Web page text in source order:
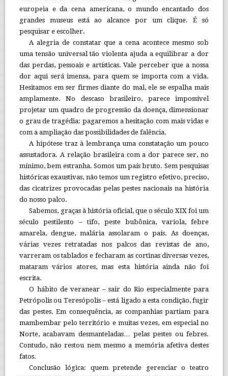
europeia e da cena americana, o mundo encantado dos
grandes museus está ao alcance por um clique. É só
pesquisar e escolher.
A alegria de constatar que a cena acontece mesmo sob
uma tensão universal tão violenta ajuda a equilibrar a dor
das perdas, pessoais e artísticas. Vale perceber que a nossa
dor aqui será imensa, para quem se importa com a vida.
Hesitamos em ser firmes diante do mal, ele se espalha mais
amplamente. No descaso brasileiro, parece impossível
projetar um quadro de progressão da doença, dimensionar
o grau de tragédia: pagaremos a hesitação com mais vidas e
com a ampliação das possibilidades de falência.
A hipótese traz à lembrança uma constatação um pouco
assustadora. A relação brasileira com a dor parece ser, no
mínimo, bem estranha. Somos um país bruto. Sem pesquisas
históricas exaustivas, não temos um registro efetivo, preciso,
das cicatrizes provocadas pelas pestes nacionais na história
do nosso palco.
Sabemos, graças à história oficial, que o século XIX foi um
século pestilento – tifo, peste bubônica, varíola, febre
amarela, dengue, malária assolaram o país. As doenças,
várias vezes retratadas nos palcos das revistas de ano,
varreram os tablados e fecharam as cortinas diversas vezes,
mataram vários atores, mas esta história ainda não foi
escrita.
O hábito de veranear – sair do Rio especialmente para
Petrópolis ou Teresópolis – está ligado a esta condição, fugir
das pestes. Em consequência, as companhias partiam para
mambembar pelo território e muitas vezes, em especial no
Norte, acabavam desmanteladas… pelas pestes ou febres.
Contudo, não restou nem mesmo a memória afetiva destes
fatos.
Conclusão lógica: quem pretende gerenciar o teatro